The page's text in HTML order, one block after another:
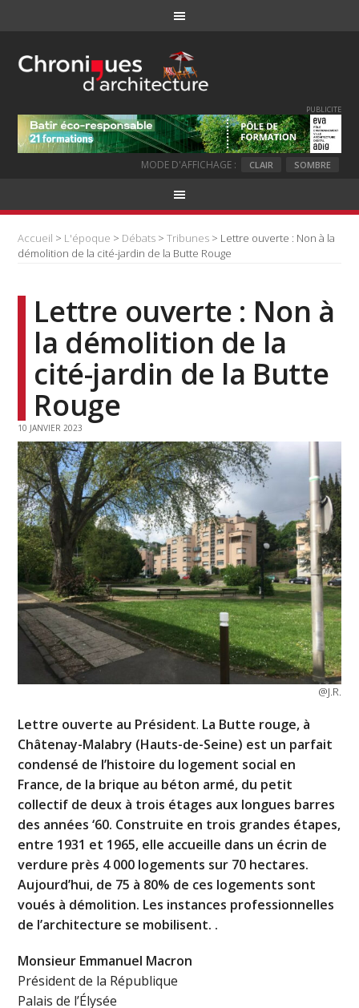
PUBLICITE
MODE D'AFFICHAGE : CLAIR SOMBRE
Accueil > L'époque > Débats >Tribunes > Lettre ouverte : Non à la
démolition de la cité-jardin de la Butte Rouge
Lettre ouverte : Non à
la démolition de la
cité-jardin de la Butte
Rouge
10 JANVIER 2023
@J.R.
Lettre ouverte au Président. La Butte rouge, à
Châtenay-Malabry (Hauts-de-Seine) est un parfait
condensé de l’histoire du logement social en
France, de la brique au béton armé, du petit
collectif de deux à trois étages aux longues barres
des années ‘60. Construite en trois grandes étapes,
entre 1931 et 1965, elle accueille dans un écrin de
verdure près 4 000 logements sur 70 hectares.
Aujourd’hui, de 75 à 80% de ces logements sont
voués à démolition. Les instances professionnelles
de l’architecture se mobilisent. .
Monsieur Emmanuel Macron
Président de la République
Palais de l’Élysée